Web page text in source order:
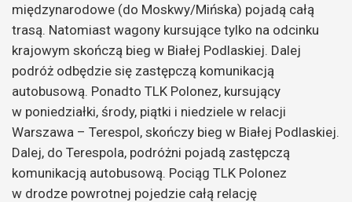
międzynarodowe (do Moskwy/Mińska) pojadą całą
trasą. Natomiast wagony kursujące tylko na odcinku
krajowym skończą bieg w Białej Podlaskiej. Dalej
podróż odbędzie się zastępczą komunikacją
autobusową. Ponadto TLK Polonez, kursujący
w poniedziałki, środy, piątki i niedziele w relacji
Warszawa – Terespol, skończy bieg w Białej Podlaskiej.
Dalej, do Terespola, podróżni pojadą zastępczą
komunikacją autobusową. Pociąg TLK Polonez
w drodze powrotnej pojedzie całą relację